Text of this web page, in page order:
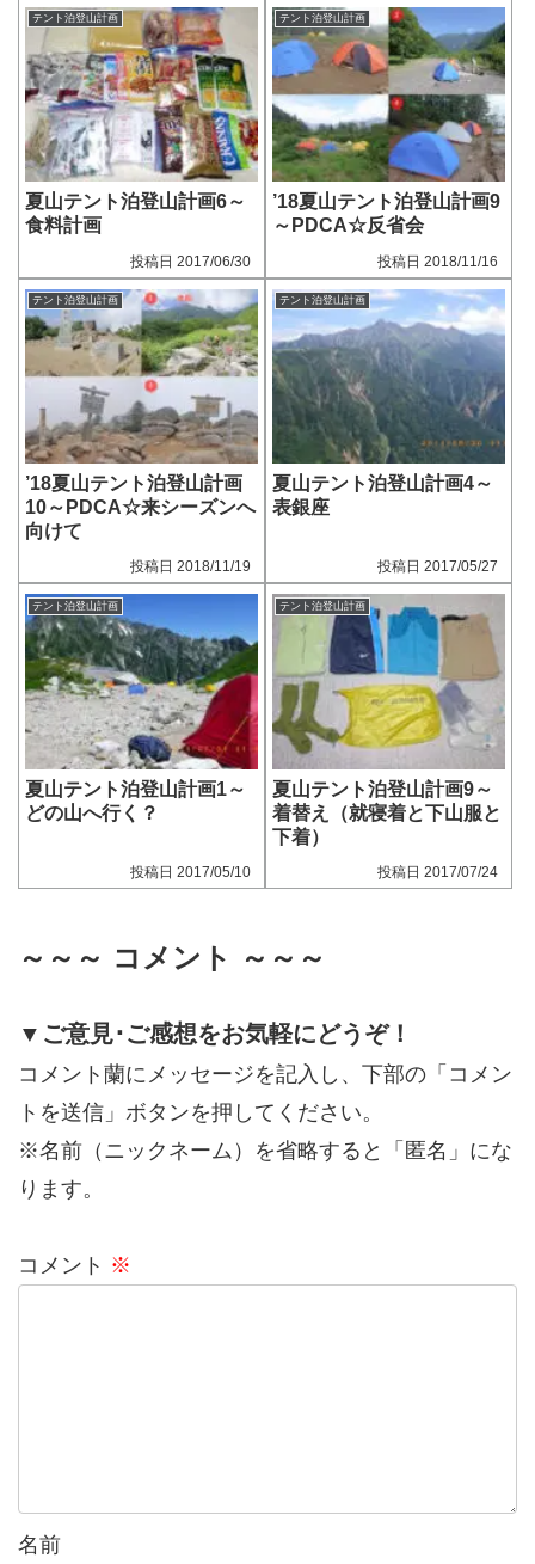
テント泊登山計画
夏山テント泊登山計画6～
食料計画
2017/06/30
テント泊登山計画
’18夏山テント泊登山計画9
～PDCA☆反省会
2018/11/16
テント泊登山計画
’18夏山テント泊登山計画
10～PDCA☆来シーズンへ
向けて
2018/11/19
テント泊登山計画
夏山テント泊登山計画4～
表銀座
2017/05/27
テント泊登山計画
夏山テント泊登山計画1～
どの山へ行く？
2017/05/10
テント泊登山計画
夏山テント泊登山計画9～
着替え（就寝着と下山服と
下着）
2017/07/24
～～～ コメント ～～～
▼ご意見･ご感想をお気軽にどうぞ！
コメント蘭にメッセージを記入し、下部の「コメン
トを送信」ボタンを押してください。
※名前（ニックネーム）を省略すると「匿名」にな
ります。
コメント ※
名前